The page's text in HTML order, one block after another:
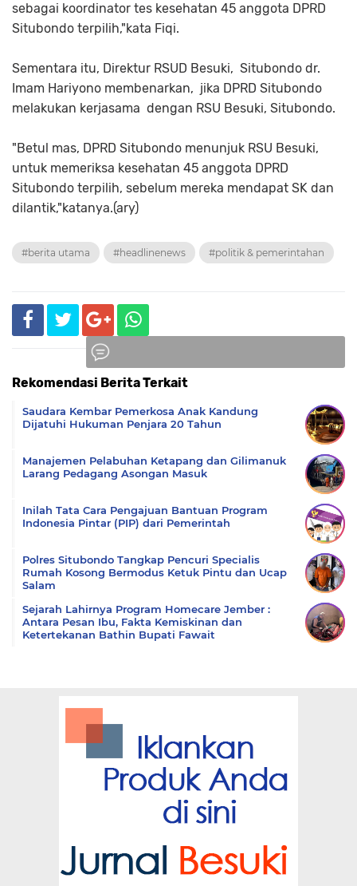
sebagai koordinator tes kesehatan 45 anggota DPRD
Situbondo terpilih,"kata Fiqi.
Sementara itu, Direktur RSUD Besuki, Situbondo dr.
Imam Hariyono membenarkan, jika DPRD Situbondo
melakukan kerjasama dengan RSU Besuki, Situbondo.
"Betul mas, DPRD Situbondo menunjuk RSU Besuki,
untuk memeriksa kesehatan 45 anggota DPRD
Situbondo terpilih, sebelum mereka mendapat SK dan
dilantik,"katanya.(ary)
#berita utama #headlinenews #politik & pemerintahan
Rekomendasi Berita Terkait
Saudara Kembar Pemerkosa Anak Kandung
Dijatuhi Hukuman Penjara 20 Tahun
Manajemen Pelabuhan Ketapang dan Gilimanuk
Larang Pedagang Asongan Masuk
Inilah Tata Cara Pengajuan Bantuan Program
Indonesia Pintar (PIP) dari Pemerintah
Polres Situbondo Tangkap Pencuri Specialis
Rumah Kosong Bermodus Ketuk Pintu dan Ucap
Salam
Sejarah Lahirnya Program Homecare Jember :
Antara Pesan Ibu, Fakta Kemiskinan dan
Ketertekanan Bathin Bupati Fawait